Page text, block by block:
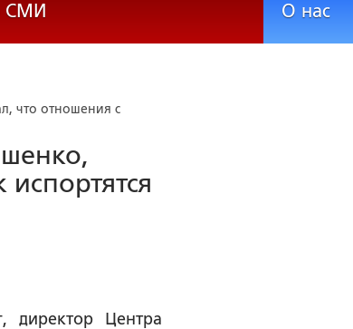
СМИ О нас
что отношения с
директор Центра